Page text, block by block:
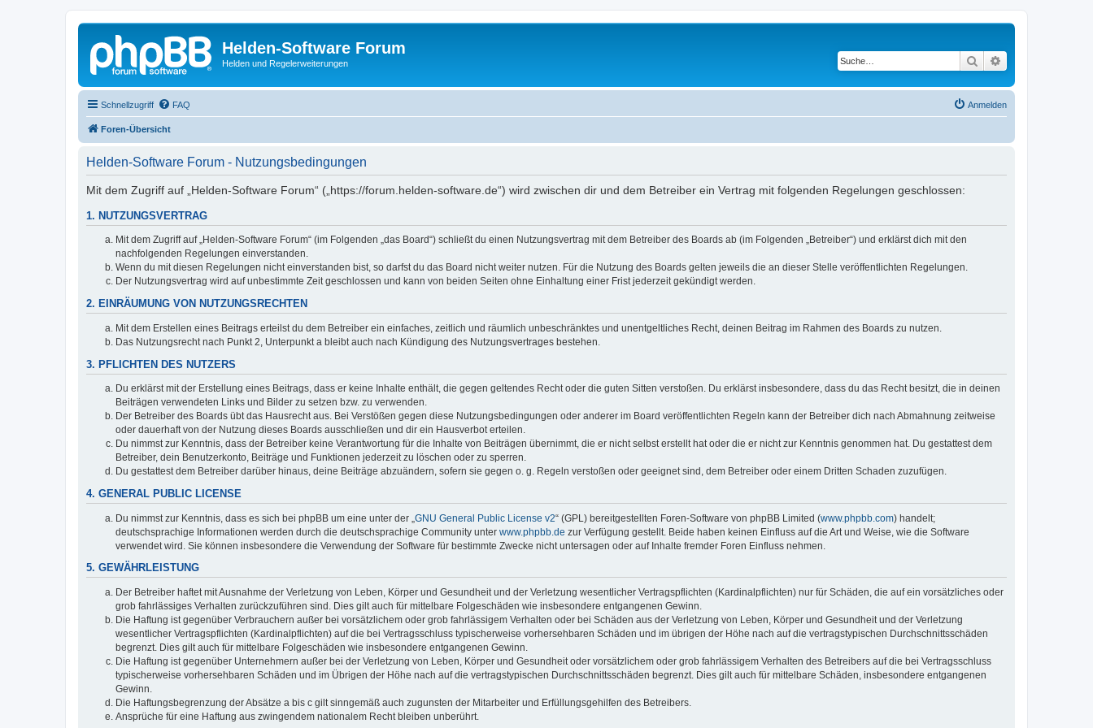
Helden-Software Forum
Helden und Regelerweiterungen Suche
Schnellzugriff FAQ Anmelden
Foren-Übersicht
Helden-Software Forum - Nutzungsbedingungen
Mit dem Zugriff auf „Helden-Software Forum“ („https://forum.helden-software.de“) wird zwischen dir und dem Betreiber ein Vertrag mit folgenden Regelungen geschlossen:
1. NUTZUNGSVERTRAG
Mit dem Zugriff auf „Helden-Software Forum“ (im Folgenden „das Board“) schließt du einen Nutzungsvertrag mit dem Betreiber des Boards ab (im Folgenden „Betreiber“) und erklärst dich mit den
nachfolgenden Regelungen einverstanden.
Wenn du mit diesen Regelungen nicht einverstanden bist, so darfst du das Board nicht weiter nutzen. Für die Nutzung des Boards gelten jeweils die an dieser Stelle veröffentlichten Regelungen.
Der Nutzungsvertrag wird auf unbestimmte Zeit geschlossen und kann von beiden Seiten ohne Einhaltung einer Frist jederzeit gekündigt werden.
2. EINRÄUMUNG VON NUTZUNGSRECHTEN
Mit dem Erstellen eines Beitrags erteilst du dem Betreiber ein einfaches, zeitlich und räumlich unbeschränktes und unentgeltliches Recht, deinen Beitrag im Rahmen des Boards zu nutzen.
Das Nutzungsrecht nach Punkt 2, Unterpunkt a bleibt auch nach Kündigung des Nutzungsvertrages bestehen.
3. PFLICHTEN DES NUTZERS
Du erklärst mit der Erstellung eines Beitrags, dass er keine Inhalte enthält, die gegen geltendes Recht oder die guten Sitten verstoßen. Du erklärst insbesondere, dass du das Recht besitzt, die in deinen
Beiträgen verwendeten Links und Bilder zu setzen bzw. zu verwenden.
Der Betreiber des Boards übt das Hausrecht aus. Bei Verstößen gegen diese Nutzungsbedingungen oder anderer im Board veröffentlichten Regeln kann der Betreiber dich nach Abmahnung zeitweise
oder dauerhaft von der Nutzung dieses Boards ausschließen und dir ein Hausverbot erteilen.
Du nimmst zur Kenntnis, dass der Betreiber keine Verantwortung für die Inhalte von Beiträgen übernimmt, die er nicht selbst erstellt hat oder die er nicht zur Kenntnis genommen hat. Du gestattest dem
Betreiber, dein Benutzerkonto, Beiträge und Funktionen jederzeit zu löschen oder zu sperren.
Du gestattest dem Betreiber darüber hinaus, deine Beiträge abzuändern, sofern sie gegen o. g. Regeln verstoßen oder geeignet sind, dem Betreiber oder einem Dritten Schaden zuzufügen.
4. GENERAL PUBLIC LICENSE
Du nimmst zur Kenntnis, dass es sich bei phpBB um eine unter der „ GNU General Public License v2“ (GPL) bereitgestellten Foren-Software von phpBB Limited (www.phpbb.com) handelt;
deutschsprachige Informationen werden durch die deutschsprachige Community unter www.phpbb.de zur Verfügung gestellt. Beide haben keinen Einfluss auf die Art und Weise, wie die Software
verwendet wird. Sie können insbesondere die Verwendung der Software für bestimmte Zwecke nicht untersagen oder auf Inhalte fremder Foren Einfluss nehmen.
5. GEWÄHRLEISTUNG
Der Betreiber haftet mit Ausnahme der Verletzung von Leben, Körper und Gesundheit und der Verletzung wesentlicher Vertragspflichten (Kardinalpflichten) nur für Schäden, die auf ein vorsätzliches oder
grob fahrlässiges Verhalten zurückzuführen sind. Dies gilt auch für mittelbare Folgeschäden wie insbesondere entgangenen Gewinn.
Die Haftung ist gegenüber Verbrauchern außer bei vorsätzlichem oder grob fahrlässigem Verhalten oder bei Schäden aus der Verletzung von Leben, Körper und Gesundheit und der Verletzung
wesentlicher Vertragspflichten (Kardinalpflichten) auf die bei Vertragsschluss typischerweise vorhersehbaren Schäden und im übrigen der Höhe nach auf die vertragstypischen Durchschnittsschäden
begrenzt. Dies gilt auch für mittelbare Folgeschäden wie insbesondere entgangenen Gewinn.
Die Haftung ist gegenüber Unternehmern außer bei der Verletzung von Leben, Körper und Gesundheit oder vorsätzlichem oder grob fahrlässigem Verhalten des Betreibers auf die bei Vertragsschluss
typischerweise vorhersehbaren Schäden und im Übrigen der Höhe nach auf die vertragstypischen Durchschnittsschäden begrenzt. Dies gilt auch für mittelbare Schäden, insbesondere entgangenen
Gewinn.
Die Haftungsbegrenzung der Absätze a bis c gilt sinngemäß auch zugunsten der Mitarbeiter und Erfüllungsgehilfen des Betreibers.
Ansprüche für eine Haftung aus zwingendem nationalem Recht bleiben unberührt.